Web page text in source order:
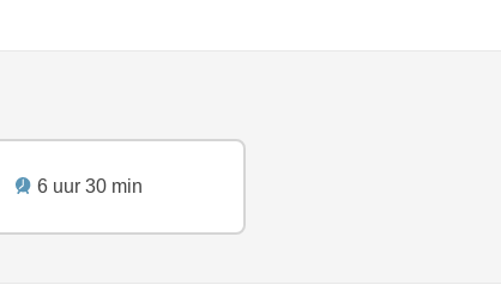
6 uur 30 min